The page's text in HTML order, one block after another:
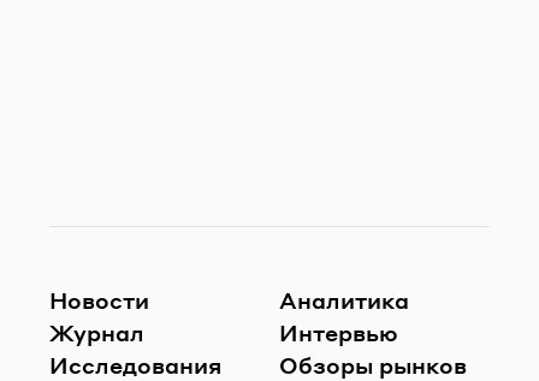
Новости
Журнал
Исследования
Аналитика
Интервью
Обзоры рынков